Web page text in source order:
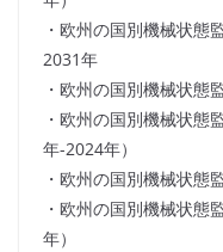
・欧州の国別機械状態
2031年
・欧州の国別機械状態
・欧州の国別機械状態
年-2024年）
・欧州の国別機械状態
・欧州の国別機械状態
年）